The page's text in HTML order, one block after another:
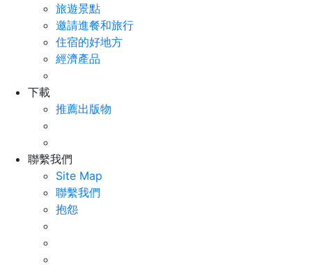
旅遊景點
邀請進餐和旅行
住宿的好地方
經濟產品
下載
推薦出版物
聯繫我們
Site Map
聯繫我們
抱怨